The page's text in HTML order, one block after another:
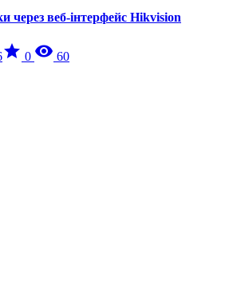
веб-інтерфейс Hikvision
star 0 visibility 60